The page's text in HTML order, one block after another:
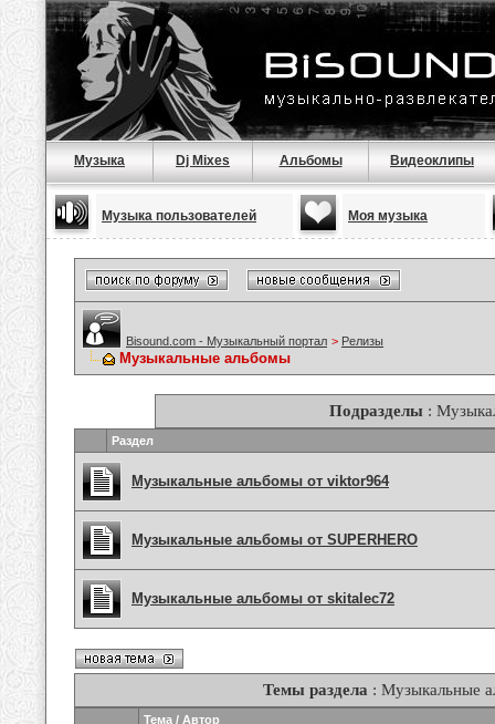
Музыка Dj Mixes Альбомы Видеоклипы
Музыка пользователей Моя музыка
Bisound.com - Музыкальный портал > Релизы
Музыкальные альбомы
Подразделы:
Раздел
Музыкальные альбомы от viktor964
Музыкальные альбомы от SUPERHERO
Музыкальные альбомы от skitalec72
Темы раздела : Музыкальные
Тема / Автор